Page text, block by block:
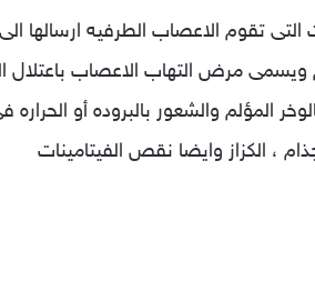
تقوم الاعصاب الطرفيه ارسالها
مرض التهاب الاعصاب باعتلال
المؤلم والشعور بالبروده أو
، الكزاز وايضا نقص الفيتامينات